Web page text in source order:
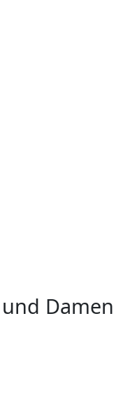
Damen